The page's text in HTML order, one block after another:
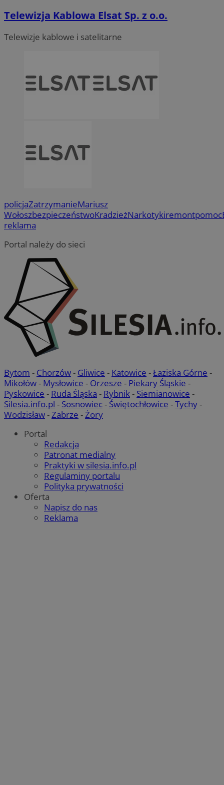
Telewizja Kablowa Elsat Sp. z o.o.
Telewizje kablowe i satelitarne
policjaZatrzymanieMariusz
WołoszbezpieczeństwoKradzieżNarkotykiremontpomoc
reklama
Portal należy do sieci
Bytom - Chorzów- Gliwice - Katowice -Łaziska Górne -
Mikołów- Mysłowice - Orzesze - Piekary Śląskie -
Pyskowice - Ruda Śląska - Rybnik- Siemianowice -
Silesia.info.pl - Sosnowiec- Świętochłowice -Tychy-
Wodzisław-Zabrze -Żory
Portal
Redakcja
Patronat medialny
Praktyki w silesia.info.pl
Regulaminy portalu
Polityka prywatności
Oferta
Napisz do nas
Reklama